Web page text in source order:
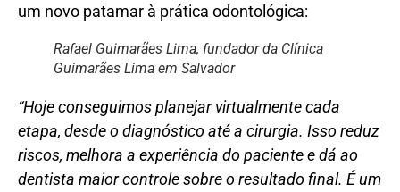
um novo patamar à prática odontológica:
Rafael Guimarães Lima, fundador da Clínica
Guimarães Lima em Salvador
“Hoje conseguimos planejar virtualmente cada
etapa, desde o diagnóstico até a cirurgia. Isso reduz
riscos, melhora a experiência do paciente e dá ao
dentista maior controle sobre o resultado final. É um